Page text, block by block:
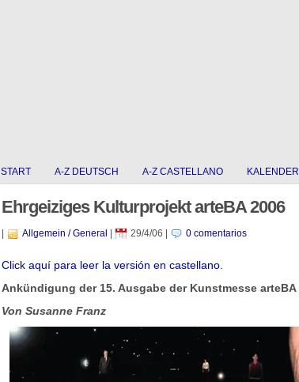
START A-Z DEUTSCH A-Z CASTELLANO KALENDER
Ehrgeiziges Kulturprojekt arteBA 2006
Allgemein / General 29/4/06 0 comentarios
Click aquí para leer la versión en castellano.
Ankündigung der 15. Ausgabe der Kunstmesse arteBA
Von Susanne Franz